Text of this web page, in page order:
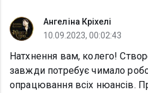
Ангеліна Кріхелі
10.09.2023, 00:02:43
Натхнення вам, колего!
завжди потребує чимало
опрацювання всіх нюансів.